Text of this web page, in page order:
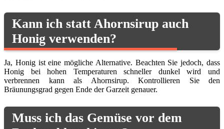
Kann ich statt Ahornsirup auch
Honig verwenden?
Ja, Honig ist eine mögliche Alternative. Beachten Sie jedoch, dass
Honig bei hohen Temperaturen schneller dunkel wird und
verbrennen kann als Ahornsirup. Kontrollieren Sie den
Bräunungsgrad gegen Ende der Garzeit genauer.
Muss ich das Gemüse vor dem